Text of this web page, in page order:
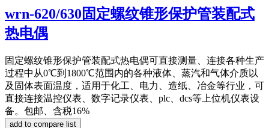
wrn-620/630固定螺纹锥形保护管装配式
热电偶
固定螺纹锥形保护管装配式热电偶可直接测量、连接各种生产
过程中从0℃到1800℃范围内的各种液体、蒸汽和气体介质以
及固体表面温度，适用于化工、电力、造纸、冶金等行业，可
直接连接温控仪表、数字记录仪表、plc、dcs等上位机仪表设
备。包邮、含税16%